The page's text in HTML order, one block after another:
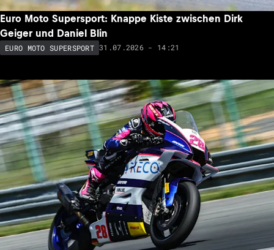
Euro Moto Supersport: Knappe Kiste zwischen Dirk
Geiger und Daniel Blin
EURO MOTO SUPERSPORT 31.07.2026 - 14:21